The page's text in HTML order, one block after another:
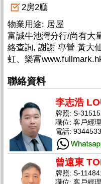
2房2廳
物業用途: 居屋
富誠牛池灣分行/尚有大
絡查詢, 謝謝 專營 黃大
虹、樂富
聯絡資料
李志浩
牌照: S-
職位: 客戶經理
電話:
曾遠東
牌照: S-
職位: 客戶經理